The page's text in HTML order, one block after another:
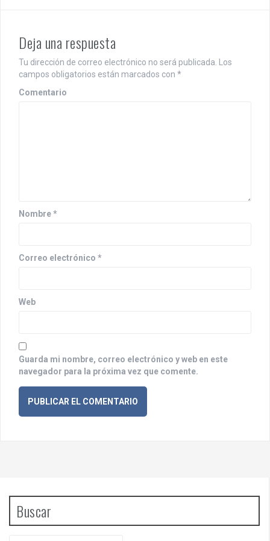
c
i
ó
n
r
d
s
Deja una respuesta
Tu dirección de correo electrónico no será publicada. Los
campos obligatorios están marcados con *
Comentario
Nombre*
Correo electrónico *
Web
Guarda mi nombre, correo electrónico y web en este
navegador para la próxima vez que comente.
Buscar